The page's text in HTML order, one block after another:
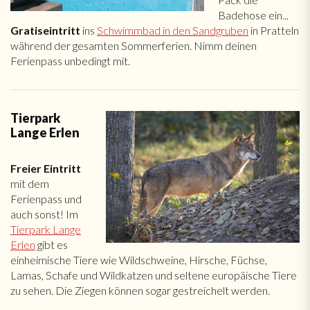
Badehose ein...
Gratiseintritt ins Schwimmbad in den Sandgruben in Pratteln
während der gesamten Sommerferien. Nimm deinen
Ferienpass unbedingt mit.
Tierpark
Lange Erlen
Freier Eintritt
mit dem
Ferienpass und
auch sonst! Im
Tierpark Lange
Erlen gibt es
einheimische Tiere wie Wildschweine, Hirsche, Füchse,
Lamas, Schafe und Wildkatzen und seltene europäische Tiere
zu sehen. Die Ziegen können sogar gestreichelt werden.